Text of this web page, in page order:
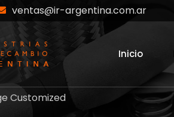
ventas@ir-argentina.com.ar
Inicio
Customized